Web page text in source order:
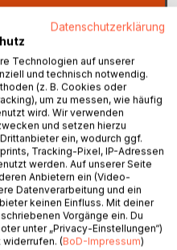
will change the poet's
Write' workshop,
Datenschutzerklärung
Technologien auf unserer
und technisch notwendig.
(z. B. Cookies oder
um zu messen, wie häufig
wird. Wir verwenden
und setzen hierzu
ein, wodurch ggf.
Tracking-Pixel, IP-Adressen
werden. Auf unserer Seite
Anbietern ein (Video-
Datenverarbeitung und ein
keinen Einfluss. Mit deiner
Vorgänge ein. Du
unter „Privacy-Einstellungen“)
widerrufen. (BoD-Impressum)